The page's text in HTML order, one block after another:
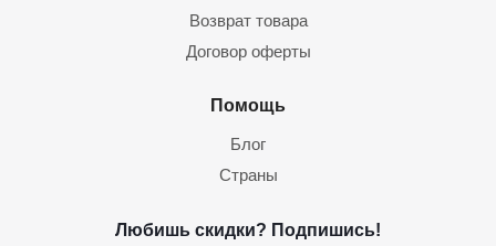
Возврат товара
Договор оферты
Помощь
Блог
Страны
Любишь скидки? Подпишись!